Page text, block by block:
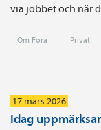
via jobbet och när
Om Fora Privat
17 mars 2026
Idag